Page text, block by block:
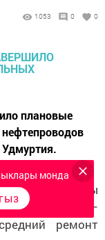
1053 0 0
плановые
Удмуртия.
работы
Киенгоп –
ремонт
монда